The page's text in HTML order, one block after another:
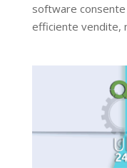
software
efficiente vendite,